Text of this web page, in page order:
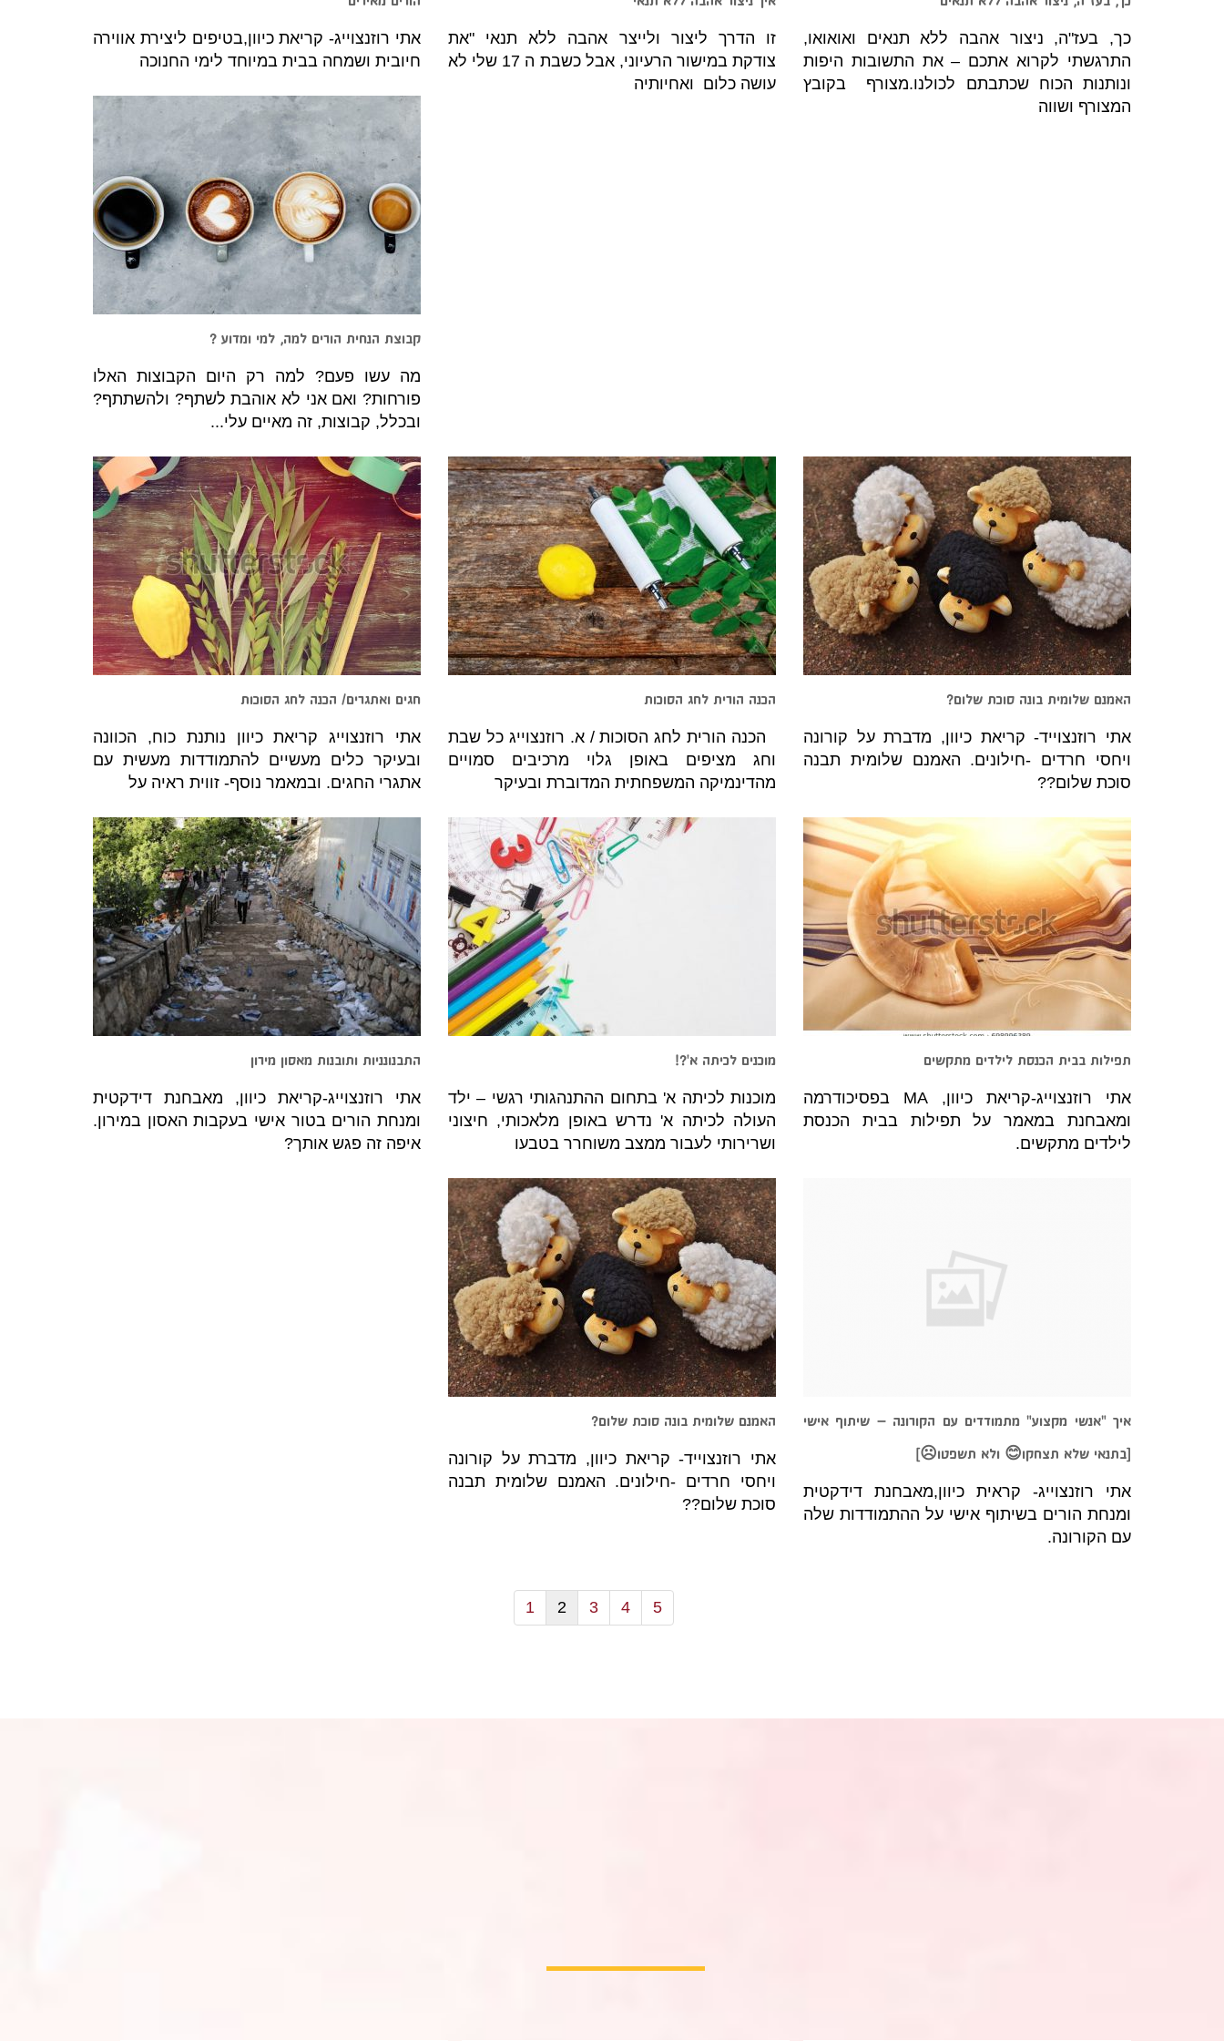
כך, בעז"ה, ניצור אהבה ללא תנאים ואואואו,
התרגשתי לקרוא אתכם – את התשובות היפות
ונותנות הכוח שכתבתם לכולנו.מצורף בקובץ
המצורף ושווה
זו הדרך ליצור ולייצר אהבה ללא תנאי "את
צודקת במישור הרעיוני, אבל כשבת ה 17 שלי לא
עושה כלום ואחיותיה
אתי רוזנצוייג- קריאת כיוון,בטיפים ליצירת אווירה
חיובית ושמחה בבית במיוחד לימי החנוכה
קבוצת הנחית הורים למה, למי ומדוע ?
מה עשו פעם? למה רק היום הקבוצות האלו
פורחות? ואם אני לא אוהבת לשתף? ולהשתתף?
ובכלל, קבוצות, זה מאיים עלי...
האמנם שלומית בונה סוכת שלום?
אתי רוזנצוייד- קריאת כיוון, מדברת על קורונה
ויחסי חרדים -חילונים. האמנם שלומית תבנה
סוכת שלום??
הכנה הורית לחג הסוכות
הכנה הורית לחג הסוכות / א. רוזנצוייג כל שבת
וחג מציפים באופן גלוי מרכיבים סמויים
מהדינמיקה המשפחתית המדוברת ובעיקר
חגים ואתגרים/ הכנה לחג הסוכות
אתי רוזנצוייג קריאת כיוון נותנת כוח, הכוונה
ובעיקר כלים מעשיים להתמודדות מעשית עם
אתגרי החגים. ובמאמר נוסף- זווית ראיה על
תפילות בבית הכנסת לילדים מתקשים
אתי רוזנצוייג-קריאת כיוון, MA בפסיכודרמה
ומאבחנת במאמר על תפילות בבית הכנסת
לילדים מתקשים.
מוכנים לכיתה א'?!
מוכנות לכיתה א' בתחום ההתנהגותי רגשי – ילד
העולה לכיתה א' נדרש באופן מלאכותי, חיצוני
ושרירותי לעבור ממצב משוחרר בטבעו
התבנונניות ותובנות מאסון מירון
אתי רוזנצוייג-קריאת כיוון, מאבחנת דידקטית
ומנחת הורים בטור אישי בעקבות האסון במירון.
איפה זה פגש אותך?
איך "אנשי מקצוע" מתמודדים עם הקורונה – שיתוף אישי
[בתנאי שלא תצחקו😊 ולא תשפטו☹]
אתי רוזנצוייג- קראית כיוון,מאבחנת דידקטית
ומנחת הורים בשיתוף אישי על ההתמודדות שלה
עם הקורונה.
האמנם שלומית בונה סוכת שלום?
אתי רוזנצוייד- קריאת כיוון, מדברת על קורונה
ויחסי חרדים -חילונים. האמנם שלומית תבנה
סוכת שלום??
1 2 3 4 5